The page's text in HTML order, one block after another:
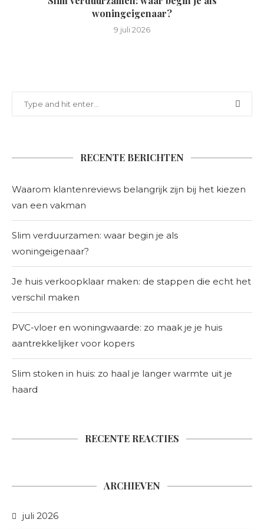
woningeigenaar?
9 juli 2026
RECENTE BERICHTEN
Waarom klantenreviews belangrijk zijn bij het kiezen
van een vakman
Slim verduurzamen: waar begin je als
woningeigenaar?
Je huis verkoopklaar maken: de stappen die echt het
verschil maken
PVC-vloer en woningwaarde: zo maak je je huis
aantrekkelijker voor kopers
Slim stoken in huis: zo haal je langer warmte uit je
haard
RECENTE REACTIES
ARCHIEVEN
juli 2026